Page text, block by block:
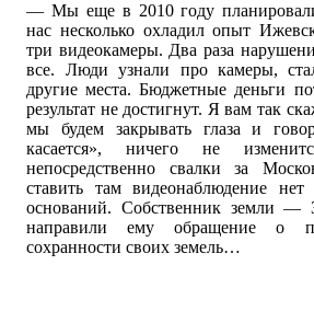
— Мы еще в 2010 году
нас несколько охладил опыт
три видеокамеры. Два раза
все. Люди узнали про камеры,
другие места. Бюджетные деньги
результат не достигнут. Я вам так
мы будем закрывать глаза и
касается», ничего не
непосредственно свалки за
ставить там видеонаблюдение
оснований. Собственник
направили ему обращение о
сохранности своих земель…